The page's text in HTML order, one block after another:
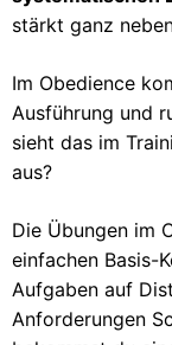
stärkt ganz
Im Obedience
Ausführung und
sieht das im
aus?
Die Übungen im
einfachen Basis-
Aufgaben auf
Anforderungen